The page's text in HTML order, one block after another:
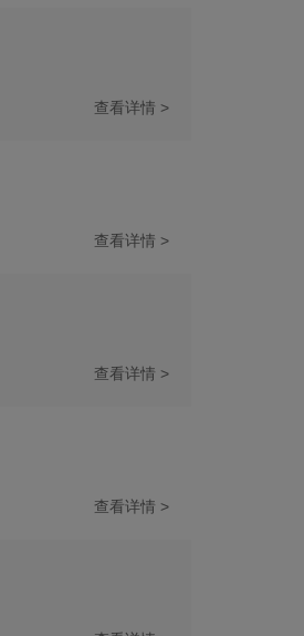
查看详情 >
查看详情 >
查看详情 >
查看详情 >